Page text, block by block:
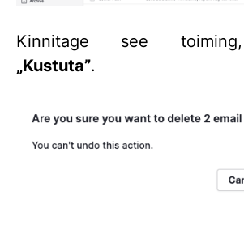
Kinnitage see
„Kustuta”.